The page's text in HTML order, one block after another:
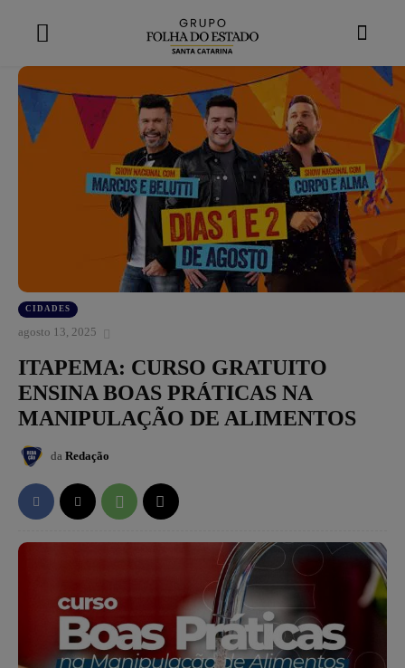
CIDADES
agosto 13, 2025
ITAPEMA: CURSO GRATUITO
ENSINA BOAS PRÁTICAS NA
MANIPULAÇÃO DE ALIMENTOS
da Redação